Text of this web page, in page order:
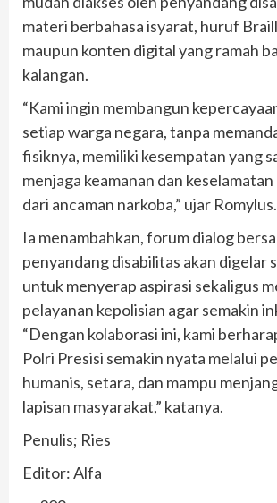
materi berbahasa isyarat, huruf
maupun konten digital yang ramah
kalangan.
“Kami ingin membangun
setiap warga negara, tanpa
fisiknya, memiliki kesempatan yang
menjaga keamanan dan
dari ancaman narkoba,” ujar Romylus.
Ia menambahkan, forum dialog
penyandang disabilitas akan digelar
untuk menyerap aspirasi sekaligus
pelayanan kepolisian agar semakin
“Dengan kolaborasi ini, kami
Polri Presisi semakin nyata melalui
humanis, setara, dan mampu
lapisan masyarakat,” katanya.
Penulis; Ries
Editor: Alfa